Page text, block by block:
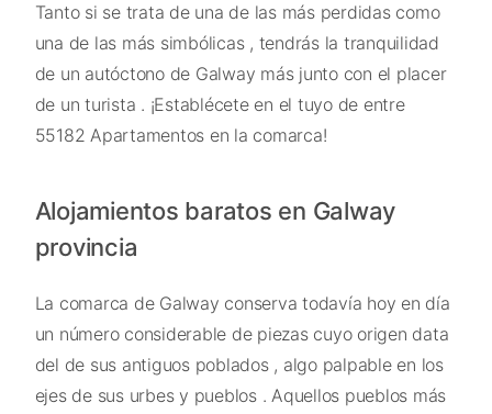
Tanto si se trata de una de las más perdidas como
una de las más simbólicas , tendrás la tranquilidad
de un autóctono de Galway más junto con el placer
de un turista . ¡Establécete en el tuyo de entre
55182 Apartamentos en la comarca!
Alojamientos baratos en Galway
provincia
La comarca de Galway conserva todavía hoy en día
un número considerable de piezas cuyo origen data
del de sus antiguos poblados , algo palpable en los
ejes de sus urbes y pueblos . Aquellos pueblos más